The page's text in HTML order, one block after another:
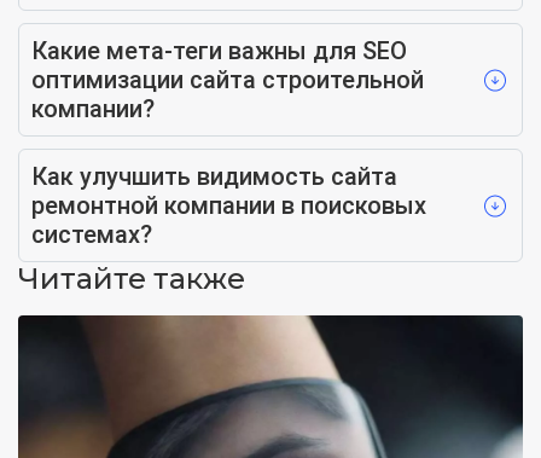
Какие мета-теги важны для SEO
оптимизации сайта строительной
компании?
Как улучшить видимость сайта
ремонтной компании в поисковых
системах?
Читайте также